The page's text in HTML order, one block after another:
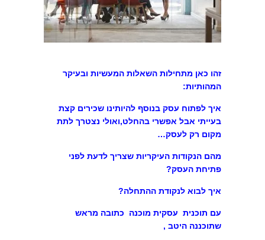
זהו כאן מתחילות השאלות המעשיות ובעיקר
המהותיות:
איך לפתוח עסק בנוסף להיותינו שכירים קצת
בעייתי אבל אפשרי בהחלט,ואולי נצטרך לתת
מקום רק לעסק…
מהם הנקודות העיקריות שצריך לדעת לפני
פתיחת העסק?
איך לבוא לנקודת ההתחלה?
עם תוכנית עסקית מוכנה כתובה מראש
שתוכננה היטב ,